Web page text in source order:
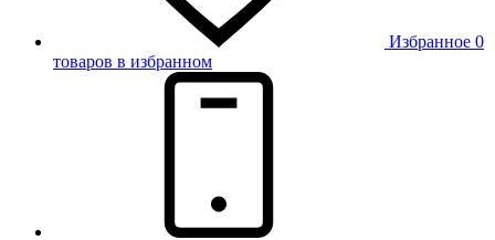
Избранное 0
товаров в избранном